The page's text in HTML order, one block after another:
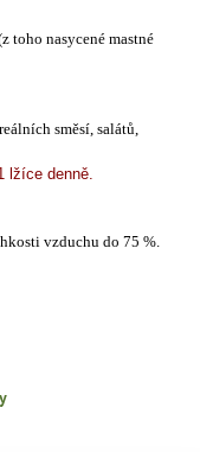
toho nasycené mastné
směsí, salátů,
lžíce denně.
vzduchu do 75 %.